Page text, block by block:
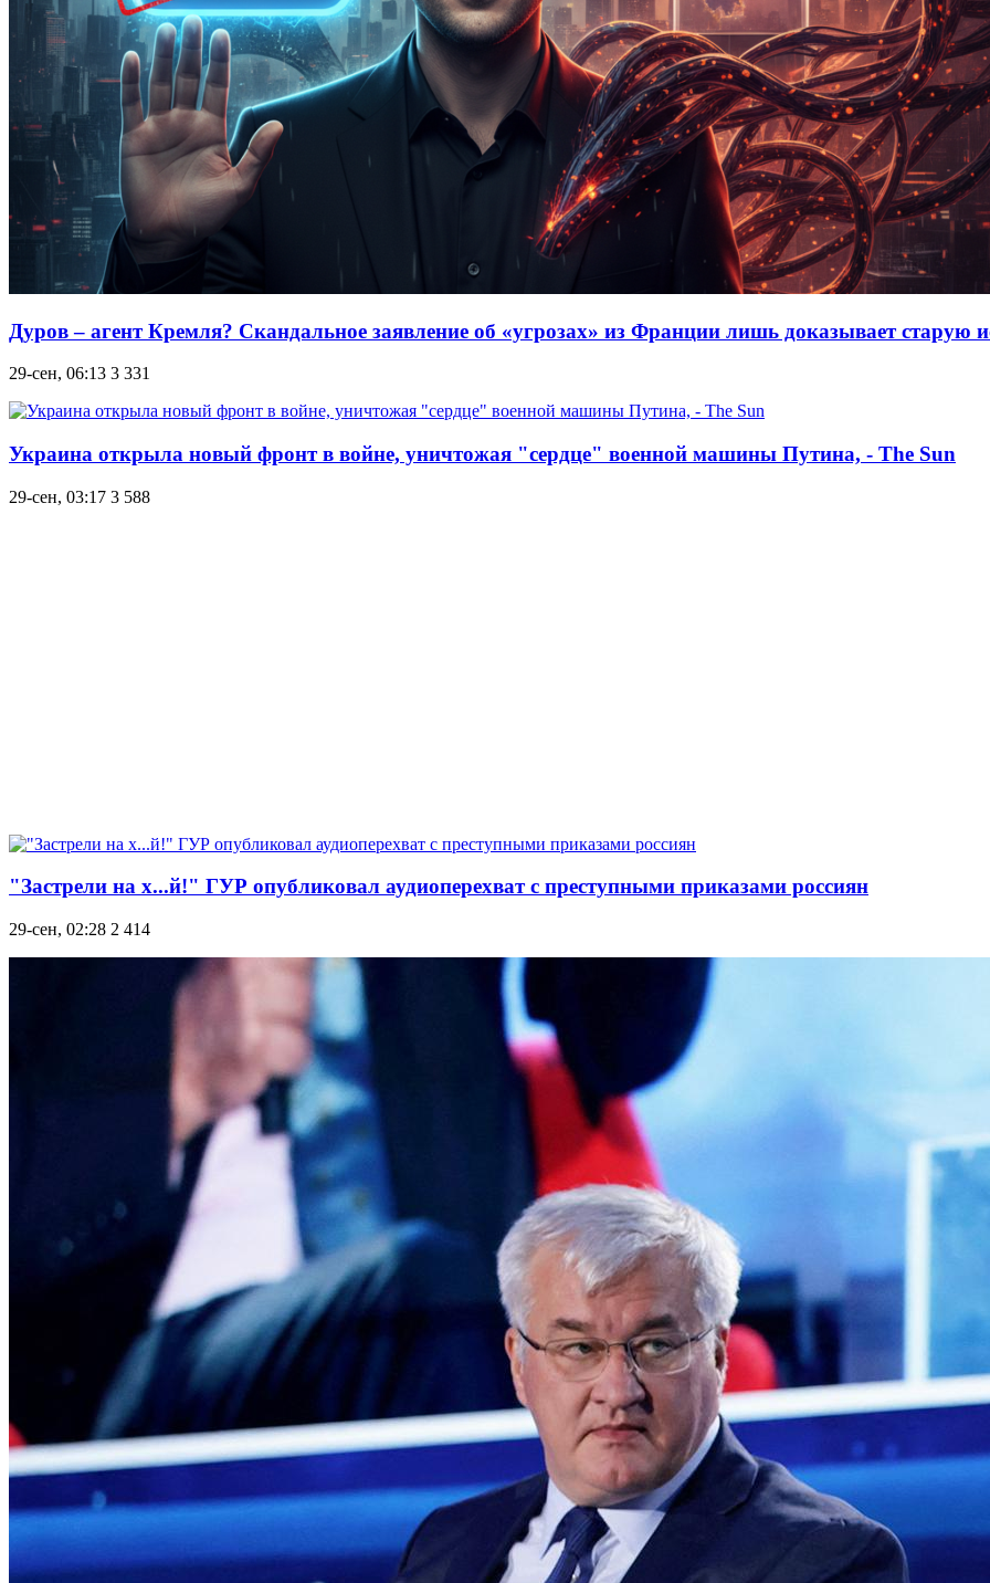
Дуров – агент Кремля? Скандальное заявление об «угрозах» из Франции лишь доказывает старую
29-сен, 06:13 3 331
Украина открыла новый фронт в войне, уничтожая "сердце" военной машины Путина, - The Sun
29-сен, 03:17 3 588
"Застрели на х...й!" ГУР опубликовал аудиоперехват с преступными приказами россиян
29-сен, 02:28 2 414